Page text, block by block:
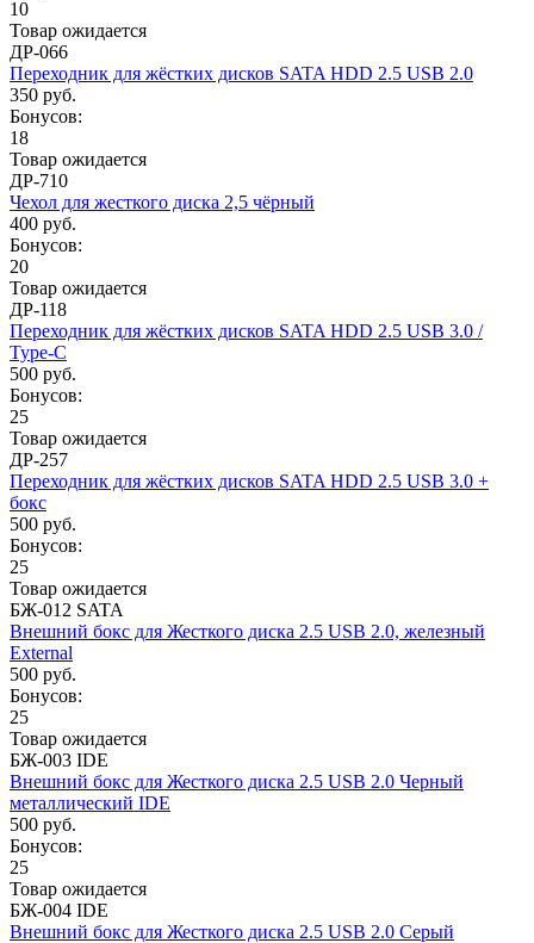
10
Товар ожидается
ДР-066
Переходник для жёстких дисков SATA HDD 2.5 USB 2.0
350 руб.
Бонусов:
18
Товар ожидается
ДР-710
Чехол для жесткого диска 2,5 чёрный
400 руб.
Бонусов:
20
Товар ожидается
ДР-118
Переходник для жёстких дисков SATA HDD 2.5 USB 3.0 /
Type-C
500 руб.
Бонусов:
25
Товар ожидается
ДР-257
Переходник для жёстких дисков SATA HDD 2.5 USB 3.0 +
бокс
500 руб.
Бонусов:
25
Товар ожидается
БЖ-012 SATA
Внешний бокс для Жесткого диска 2.5 USB 2.0, железный
External
500 руб.
Бонусов:
25
Товар ожидается
БЖ-003 IDE
Внешний бокс для Жесткого диска 2.5 USB 2.0 Черный
металлический IDE
500 руб.
Бонусов:
25
Товар ожидается
БЖ-004 IDE
Внешний бокс для Жесткого диска 2.5 USB 2.0 Серый